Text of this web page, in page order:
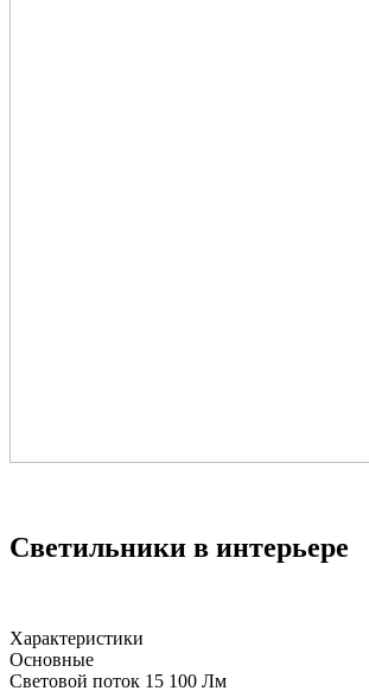
Светильники в интерьере
Характеристики
Основные
Световой поток 15 100 Лм